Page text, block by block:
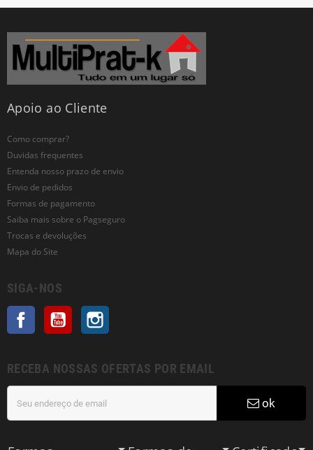
Apoio ao Cliente
Como comprar?
Duvidas frequentes
Entenda nosso prazo de envio
Envio de pedidos
Formas de pagamento
Saiba mais sobre o Pagseguro
Trocas e devoluções
Mapa do Site
SIGA-NOS
Facebook YouTube
RECEBA NOSSAS OFERTAS POR EMAIL
ok